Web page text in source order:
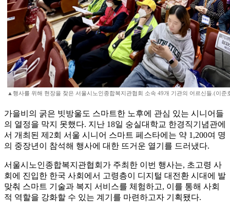
▲행사를 위해 현장을 찾은 서울시노인종합복지관협회 소속 49개 기관의 어르신들.(이준
가을비의 굵은 빗방울도 스마트한 노후에 관심 있는 시니어들
의 열정을 막지 못했다. 지난 18일 숭실대학교 한경직기념관에
서 개최된 제2회 서울 시니어 스마트 페스타에는 약 1,200여 명
의 중장년이 참석해 행사에 대한 뜨거운 열기를 드러냈다.
서울시노인종합복지관협회가 주최한 이번 행사는, 초고령 사
회에 진입한 한국 사회에서 고령층이 디지털 대전환 시대에 발
맞춰 스마트 기술과 복지 서비스를 체험하고, 이를 통해 사회
적 역할을 강화할 수 있는 계기를 마련하고자 기획됐다.